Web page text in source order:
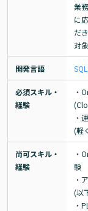
業
に
だ
対
開発言語 SQL
必須スキル・
経験
・
・
(軽
尚可スキル・
経験
・
験
・
(以
・